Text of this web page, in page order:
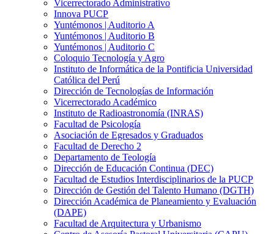
Vicerrectorado Administrativo
Innova PUCP
Yuntémonos | Auditorio A
Yuntémonos | Auditorio B
Yuntémonos | Auditorio C
Coloquio Tecnología y Agro
Instituto de Informática de la Pontificia Universidad
Católica del Perú
Dirección de Tecnologías de Información
Vicerrectorado Académico
Instituto de Radioastronomía (INRAS)
Facultad de Psicología
Asociación de Egresados y Graduados
Facultad de Derecho 2
Departamento de Teología
Dirección de Educación Continua (DEC)
Facultad de Estudios Interdisciplinarios de la PUCP
Dirección de Gestión del Talento Humano (DGTH)
Dirección Académica de Planeamiento y Evaluación
(DAPE)
Facultad de Arquitectura y Urbanismo